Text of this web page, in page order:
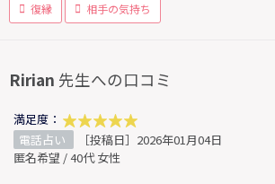
復縁 相手の気持ち
Ririan 先生への口コミ
満足度：
電話占い
［投稿日］2026年01月04日
匿名希望 / 40代 女性